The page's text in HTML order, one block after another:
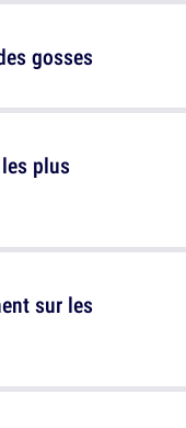
plus
gosses
sur les